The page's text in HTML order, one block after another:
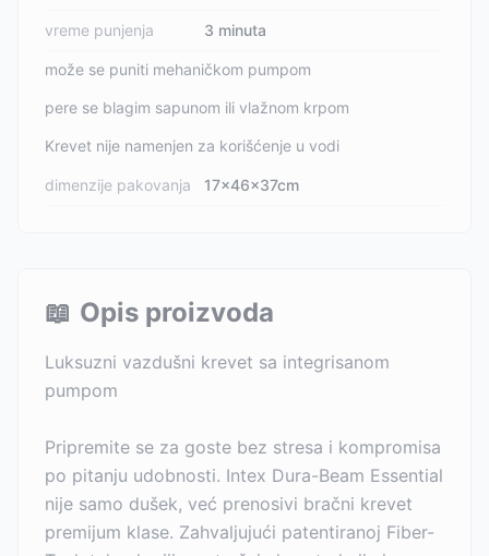
vreme punjenja 3 minuta
može se puniti mehaničkom pumpom
pere se blagim sapunom ili vlažnom krpom
Krevet nije namenjen za korišćenje u vodi
dimenzije pakovanja 17x46x37cm
📖 Opis proizvoda
Luksuzni vazdušni krevet sa integrisanom
pumpom
Pripremite se za goste bez stresa i kompromisa
po pitanju udobnosti. Intex Dura-Beam Essential
nije samo dušek, već prenosivi bračni krevet
premijum klase. Zahvaljujući patentiranoj Fiber-